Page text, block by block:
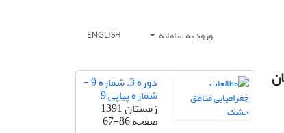
ورود به سامانه ENGLISH
دوره 3، شماره 9 -
شماره پیاپی 9
زمستان 1391
صفحه67-86